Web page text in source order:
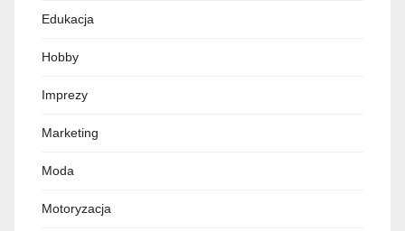
Edukacja
Hobby
Imprezy
Marketing
Moda
Motoryzacja